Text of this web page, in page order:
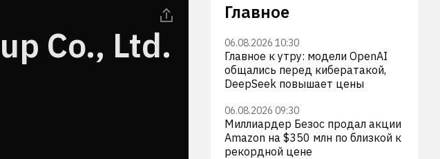
Co., Ltd.
Главное
06.08.2026 10:30
Главное к утру: модели OpenAI
общались перед кибератакой,
DeepSeek повышает цены
06.08.2026 09:30
Миллиардер Безос продал акции
Amazon на $350 млн по близкой к
рекордной цене